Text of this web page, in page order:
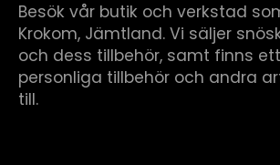
Besök vår butik och verkstad
Krokom, Jämtland. Vi säljer
och dess tillbehör, samt finns
personliga tillbehör och andra
till.